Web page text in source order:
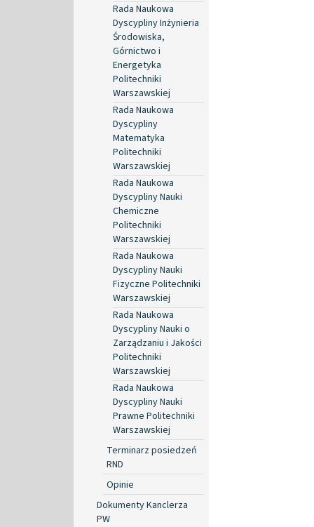
Rada Naukowa
Dyscypliny Inżynieria
Środowiska,
Górnictwo i
Energetyka
Politechniki
Warszawskiej
Rada Naukowa
Dyscypliny
Matematyka
Politechniki
Warszawskiej
Rada Naukowa
Dyscypliny Nauki
Chemiczne
Politechniki
Warszawskiej
Rada Naukowa
Dyscypliny Nauki
Fizyczne Politechniki
Warszawskiej
Rada Naukowa
Dyscypliny Nauki o
Zarządzaniu i Jakości
Politechniki
Warszawskiej
Rada Naukowa
Dyscypliny Nauki
Prawne Politechniki
Warszawskiej
Terminarz posiedzeń
RND
Opinie
Dokumenty Kanclerza
PW